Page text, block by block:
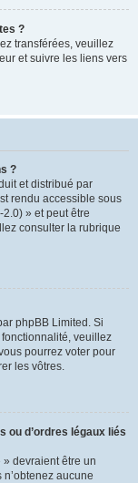
?
transférées, veuillez
et suivre les liens vers
?
et distribué par
rendu accessible sous
» et peut être
consulter la rubrique
phpBB Limited. Si
veuillez
pourrez voter pour
les vôtres.
ou d’ordres légaux liés
» devraient être un
aucune